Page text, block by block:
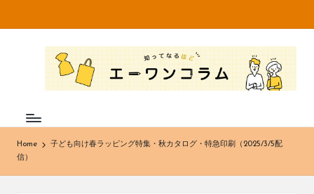
Skip
知
っ
な
ほ
不
織
布
ー
Home
子ども向け春ラッピング特集・秋カタログ・特急印刷（2025/3/5配
信）